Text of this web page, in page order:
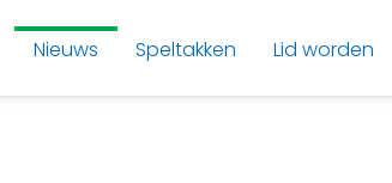
Nieuws Speltakken Lid worden